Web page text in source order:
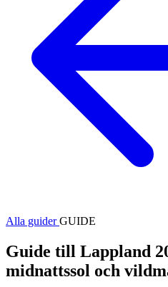
Alla guiderGUIDE
Guide till Lappland
midnattssol och